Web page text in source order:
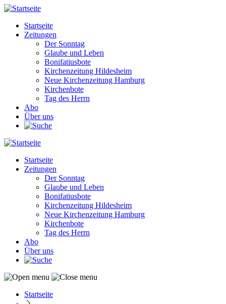
Direkt
Inhalt
Main
navigation
Startseite
Zeitungen
Der Sonntag
Glaube und Leben
Bonifatiusbote
Kirchenzeitung Hildesheim
Neue Kirchenzeitung Hamburg
Kirchenbote
Tag des Herrn
Abo
Über uns
Main
navigation
Startseite
Zeitungen
Der Sonntag
Glaube und Leben
Bonifatiusbote
Kirchenzeitung Hildesheim
Neue Kirchenzeitung Hamburg
Kirchenbote
Tag des Herrn
Abo
Über uns
Startseite